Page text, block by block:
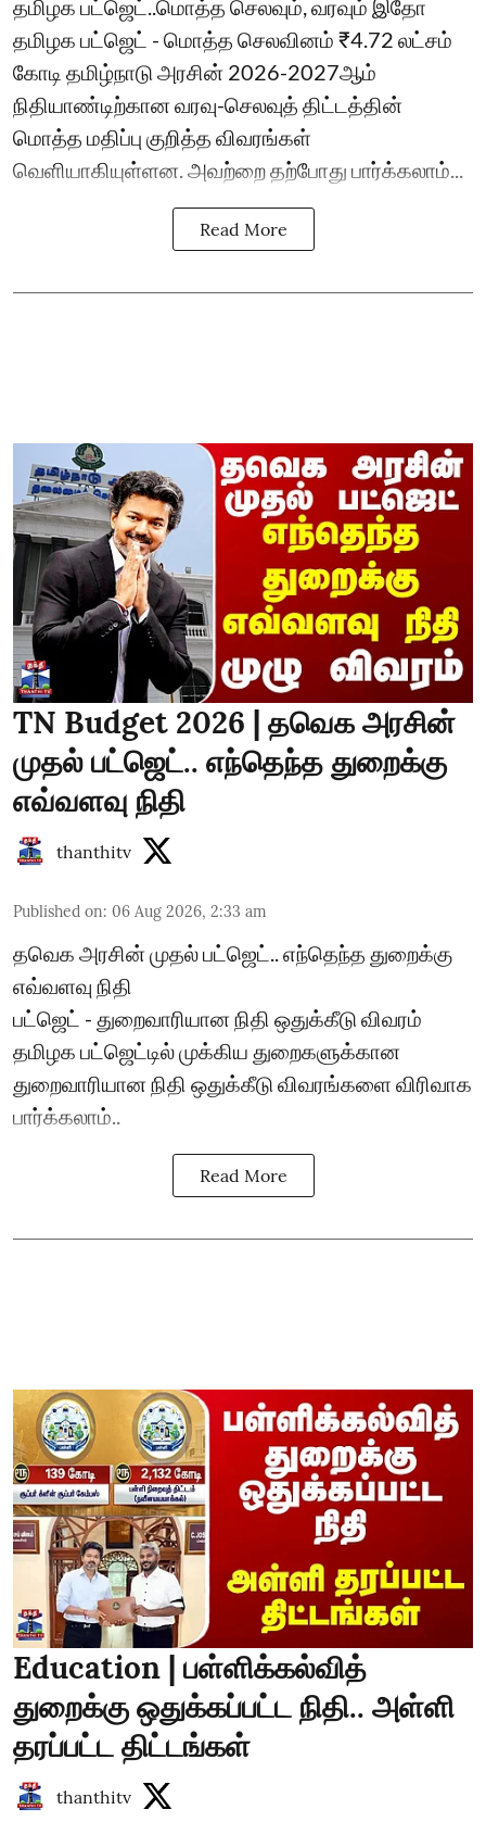
தமிழக பட்ஜெட்..மொத்த செலவும், வரவும் இதோ
தமிழக பட்ஜெட் - மொத்த செலவினம் ₹4.72 லட்சம்
கோடி தமிழ்நாடு அரசின் 2026-2027ஆம்
நிதியாண்டிற்கான வரவு-செலவுத் திட்டத்தின்
மொத்த மதிப்பு குறித்த விவரங்கள்
வெளியாகியுள்ளன. அவற்றை தற்போது பார்க்கலாம்...
Read More
TN Budget 2026 | தவெக அரசின்
முதல் பட்ஜெட்.. எந்தெந்த துறைக்கு
எவ்வளவு நிதி
thanthitv
Published on: 06 Aug 2026, 2:33 am
தவெக அரசின் முதல் பட்ஜெட்.. எந்தெந்த துறைக்கு
எவ்வளவு நிதி
பட்ஜெட் - துறைவாரியான நிதி ஒதுக்கீடு விவரம்
தமிழக பட்ஜெட்டில் முக்கிய துறைகளுக்கான
துறைவாரியான நிதி ஒதுக்கீடு விவரங்களை விரிவாக
பார்க்கலாம்..
Read More
Education | பள்ளிக்கல்வித்
துறைக்கு ஒதுக்கப்பட்ட நிதி.. அள்ளி
தரப்பட்ட திட்டங்கள்
thanthitv